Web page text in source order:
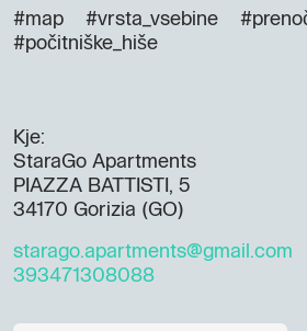
#map #vrsta_vsebine
#počitniške_hiše
Kje:
StaraGo Apartments
PIAZZA BATTISTI, 5
34170 Gorizia (GO)
starago.apartments@gmail.com
393471308088